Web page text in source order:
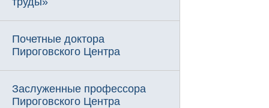
Почетные доктора
Пироговского Центра
Заслуженные профессора
Пироговского Центра